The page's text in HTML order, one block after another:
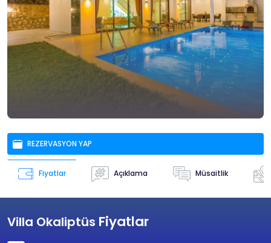
REZERVASYON YAP
Fiyatlar Açıklama Müsaitlik
Villa Okaliptüs Fiyatlar